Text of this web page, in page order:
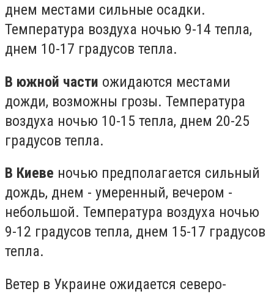
днем ​​местами сильные осадки.
Температура воздуха ночью 9-14 тепла,
днем ​​10-17 градусов тепла.
В южной части ожидаются местами
дожди, возможны грозы. Температура
воздуха ночью 10-15 тепла, днем ​​20-25
градусов тепла.
В Киеве ночью предполагается сильный
дождь, днем ​​- умеренный, вечером -
небольшой. Температура воздуха ночью
9-12 градусов тепла, днем ​​15-17 градусов
тепла.
Ветер в Украине ожидается северо-